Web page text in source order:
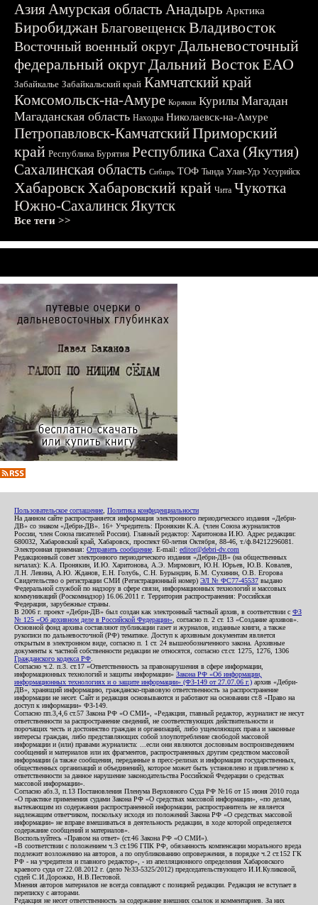
АзияАмурская область Анадырь Арктика
БиробиджанБлаговещенскВладивосток
Восточный военный округДальневосточный
федеральный округДальний ВостокЕАО
Забайкалье Забайкальский край Камчатский край
Комсомольск-на-Амуре Корякия Курилы Магадан
Магаданская область Находка Николаевск-на-Амуре
Петропавловск-КамчатскийПриморский
край Республика Бурятия Республика Саха (Якутия)
Сахалинская область Сибирь ТОФ Тында Улан-Удэ Уссурийск
ХабаровскХабаровский край Чита Чукотка
Южно-СахалинскЯкутск
Все теги >>
Пользовательское соглашение Политика конфиденциальности
На данном сайте распространяется информация электронного периодического издания «Дебри-
ДВ» со знаком «Дебри-ДВ». 16+ Учредитель: Пронякин К.А. (член Союза журналистов
России, член Союза писателей России). Главный редактор: Харитонова И.Ю. Адрес редакции:
680032, Хабаровский край, Хабаровск, проспект 60-летия Октября, 88-46, т./ф.84212296081.
Электронная приемная: Отправить сообщение . E-mail: editor@debri-dv.com
Редакционный совет электронного периодического издания «Дебри-ДВ» (на общественных
началах): К.А. Пронякин, И.Ю. Харитонова, А.Э. Мирмович, Ю.Н. Юрьев, Ю.В. Ковалев,
Л.Н. Левина, А.Ю. Жданов, Е.Н. Голубь, С.Н. Бурындин, Б.М. Сухинин, О.В. Егорова
Свидетельство о регистрации СМИ (Регистрационный номер) ЭЛ № ФС77-45537 выдано
Федеральной службой по надзору в сфере связи, информационных технологий и массовых
коммуникаций (Роскомнадзор) 16.06.2011 г. Территория распространения: Российская
Федерация, зарубежные страны.
В 2006 г. проект «Дебри-ДВ» был создан как электронный частный архив, в соответствии с ФЗ
№ 125 «Об архивном деле в Российской Федерации» , согласно п. 2 ст. 13 «Создание архивов».
Основной фонд архива составляют публикации газет и журналов, изданные книги, а также
рукописи по дальневосточной (РФ) тематике. Доступ к архивным документам является
открытым в электронном виде, согласно п. 1 ст. 24 вышеобозначенного закона. Архивные
документы к частной собственности редакции не относятся, согласно ст.ст. 1275, 1276, 1306
Гражданского кодекса РФ
Согласно ч.2. п.3. ст.17 «Ответственность за правонарушения в сфере информации,
информационных технологий и защиты информации» Закона РФ «Об информации,
информационных технологиях и о защите информации» (ФЗ-149 от 27.07.06 г.) архив «Дебри-
ДВ», хранящий информацию, гражданско-правовую ответственность за распространение
информации не несет. Сайт и редакция основываются и работают на основании ст.8 «Право на
доступ к информации» ФЗ-149.
Согласно пп.3,4,6 ст.57 Закона РФ «О СМИ», «Редакция, главный редактор, журналист не несут
ответственности за распространение сведений, не соответствующих действительности и
порочащих честь и достоинство граждан и организаций, либо ущемляющих права и законные
интересы граждан, либо представляющих собой злоупотребление свободой массовой
информации и (или) правами журналиста: ...если они являются дословным воспроизведением
сообщений и материалов или их фрагментов, распространенных другим средством массовой
информации (а также сообщения, переданные в пресс-релизах и информация государственных,
общественных организаций и объединений), которое может быть установлено и привлечено к
ответственности за данное нарушение законодательства Российской Федерации о средствах
массовой информации».
Согласно абз.3, п.13 Постановления Пленума Верховного Суда РФ №16 от 15 июня 2010 года
«О практике применения судами Закона РФ «О средствах массовой информации», «по делам,
вытекающим из содержания распространенной информации, распространитель не является
надлежащим ответчиком, поскольку исходя из положений Закона РФ «О средствах массовой
информации» не вправе вмешиваться в деятельность редакции, в ходе которой определяется
содержание сообщений и материалов».
Воспользуйтесь «Правом на ответ» (ст.46 Закона РФ «О СМИ»).
«В соответствии с положением ч.3 ст.196 ГПК РФ, обязанность компенсации морального вреда
подлежит возложению на авторов, а по опубликованию опровержения, в порядке ч.2 ст.152 ГК
РФ - на учредителя и главного редактор», - из апелляционного определения Хабаровского
краевого суда от 22.08.2012 г. (дело №33-5325/2012) председательствующего И.И.Куликовой,
судей С.И.Дорожко, Н.В.Пестовой.
Мнения авторов материалов не всегда совпадают с позицией редакции. Редакция не вступает в
переписку с авторами.
Редакция не несет ответственность за содержание внешних ссылок и комментариев. За них